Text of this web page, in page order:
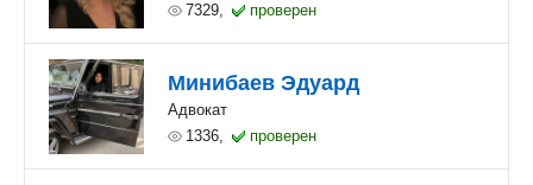
7329,
проверен
Минибаев Эдуард
Адвокат
1336,
проверен